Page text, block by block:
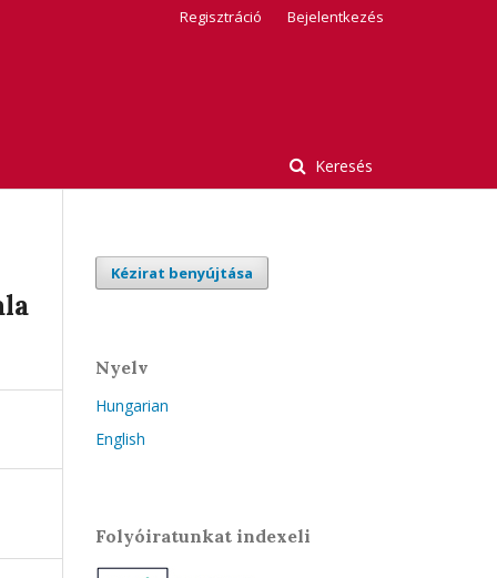
Keresés
Regisztráció Bejelentkezés
Kézirat benyújtása
Nyelv
Hungarian
English
Folyóiratunkat indexeli